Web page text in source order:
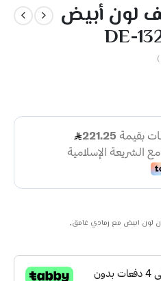
لون أبيض
لون ابيض مع رمادي غامق,